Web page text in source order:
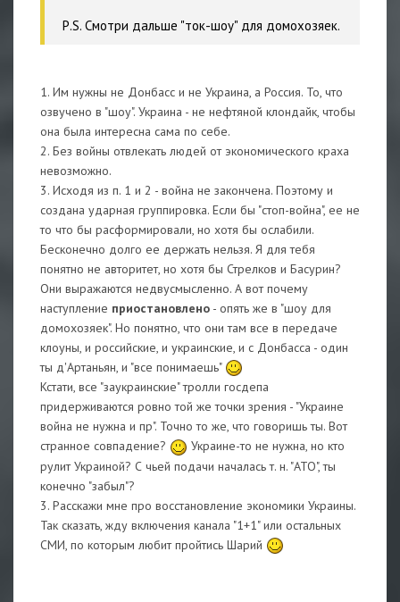
Р.S. Смотри дальше "ток-шоу" для домохозяек.
1. Им нужны не Донбасс и не Украина, а Россия. То, что
озвучено в "шоу". Украина - не нефтяной клондайк, чтобы
она была интересна сама по себе.
2. Без войны отвлекать людей от экономического краха
невозможно.
3. Исходя из п. 1 и 2 - война не закончена. Поэтому и
создана ударная группировка. Если бы "стоп-война", ее не
то что бы расформировали, но хотя бы ослабили.
Бесконечно долго ее держать нельзя. Я для тебя
понятно не авторитет, но хотя бы Стрелков и Басурин?
Они выражаются недвусмысленно. А вот почему
наступление приостановлено - опять же в "шоу для
домохозяек". Но понятно, что они там все в передаче
клоуны, и российские, и украинские, и с Донбасса - один
ты д'Артаньян, и "все понимаешь"
Кстати, все "заукраинские" тролли госдепа
придерживаются ровно той же точки зрения - "Украине
война не нужна и пр". Точно то же, что говоришь ты. Вот
странное совпадение?
Украине-то не нужна, но кто
рулит Украиной? С чьей подачи началась т. н. "АТО", ты
конечно "забыл"?
3. Расскажи мне про восстановление экономики Украины.
Так сказать, жду включения канала "1+1" или остальных
СМИ, по которым любит пройтись Шарий